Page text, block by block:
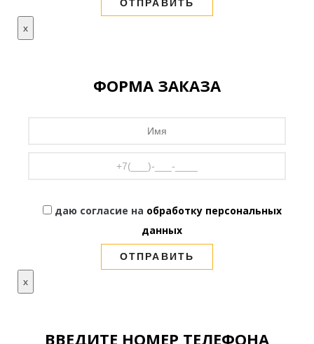
x
ФОРМА ЗАКАЗА
даю согласие на обработку персональных
данных
x
ВВЕДИТЕ НОМЕР ТЕЛЕФОНА